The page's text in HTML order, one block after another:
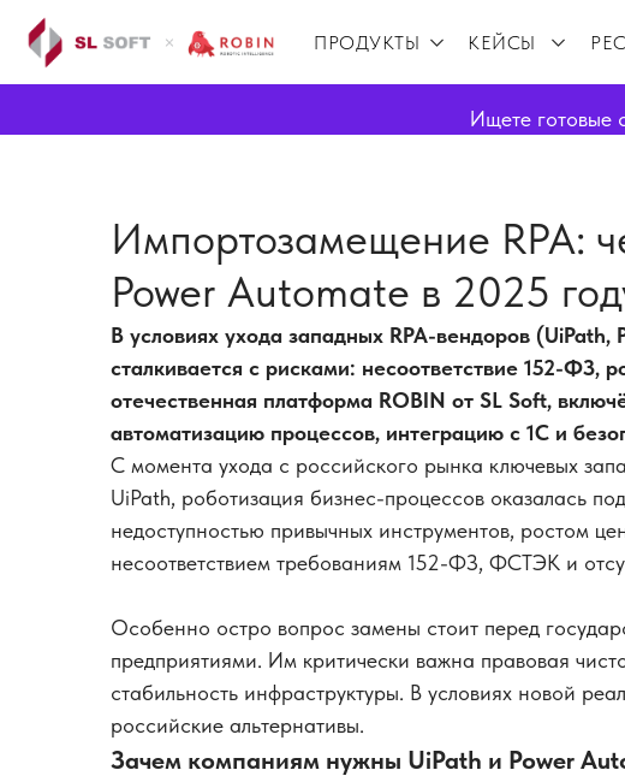
ПРОДУКТЫ КЕЙСЫ
Ищете готовые
Импортозамещение RPA:
Power Automate в 2025
В условиях ухода западных RPA-вендоров
сталкивается с рисками: несоответствие 152-ФЗ,
отечественная платформа ROBIN от SL Soft,
автоматизацию процессов, интеграцию с 1С и
С момента ухода с российского рынка ключевых
UiPath, роботизация бизнес-процессов оказалась
недоступностью привычных инструментов, ростом
несоответствием требованиям 152-ФЗ, ФСТЭК и
Особенно остро вопрос замены стоит перед
предприятиями. Им критически важна правовая
стабильность инфраструктуры. В условиях новой
российские альтернативы.
Зачем компаниям нужны UiPath и Power